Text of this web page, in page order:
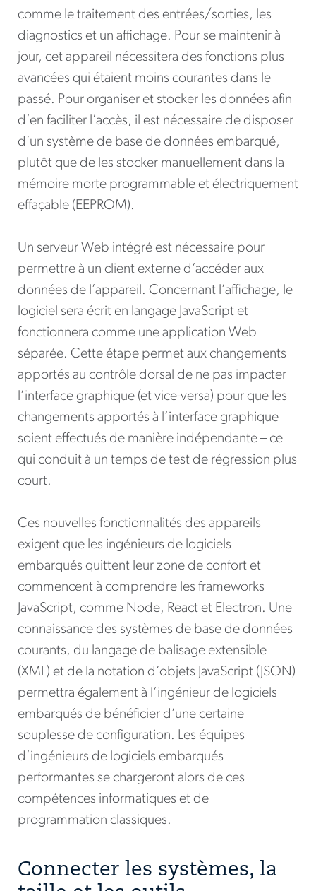
comme le traitement des entrées/sorties, les
diagnostics et un affichage. Pour se maintenir à
jour, cet appareil nécessitera des fonctions plus
avancées qui étaient moins courantes dans le
passé. Pour organiser et stocker les données afin
d’en faciliter l’accès, il est nécessaire de disposer
d’un système de base de données embarqué,
plutôt que de les stocker manuellement dans la
mémoire morte programmable et électriquement
effaçable (EEPROM).
Un serveur Web intégré est nécessaire pour
permettre à un client externe d’accéder aux
données de l’appareil. Concernant l’affichage, le
logiciel sera écrit en langage JavaScript et
fonctionnera comme une application Web
séparée. Cette étape permet aux changements
apportés au contrôle dorsal de ne pas impacter
l’interface graphique (et vice-versa) pour que les
changements apportés à l’interface graphique
soient effectués de manière indépendante – ce
qui conduit à un temps de test de régression plus
court.
Ces nouvelles fonctionnalités des appareils
exigent que les ingénieurs de logiciels
embarqués quittent leur zone de confort et
commencent à comprendre les frameworks
JavaScript, comme Node, React et Electron. Une
connaissance des systèmes de base de données
courants, du langage de balisage extensible
(XML) et de la notation d’objets JavaScript (JSON)
permettra également à l’ingénieur de logiciels
embarqués de bénéficier d’une certaine
souplesse de configuration. Les équipes
d’ingénieurs de logiciels embarqués
performantes se chargeront alors de ces
compétences informatiques et de
programmation classiques.
Connecter les systèmes, la